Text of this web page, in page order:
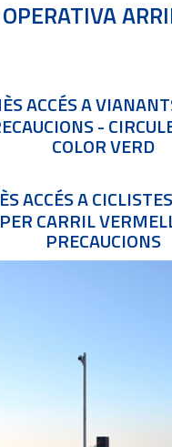
ACCÉS A
-
COLOR VERD
ACCÉS A
CARRIL
PRECAUCIONS